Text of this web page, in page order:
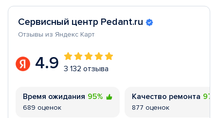
Сервисный центр Pedant.ru
Отзывы из Яндекс Карт
4.9 3 132 отзыва
Время ожидания 95%
689 оценок
Качество ремонта
877 оценок